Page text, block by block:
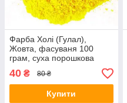
Фарба Холі (Гулал),
Жовта, фасуваня 100
грам, суха порошкова
фарба для фествиалів,
флешмобів, фото
40 ₴ 80 ₴
Купити